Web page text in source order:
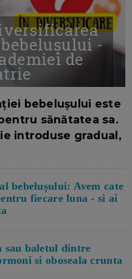
-
de
bebelușului este
sănătatea sa.
introduse gradual,
bebelușului: Avem cate
fiecare luna - si ai
sau baletul dintre
si oboseala crunta